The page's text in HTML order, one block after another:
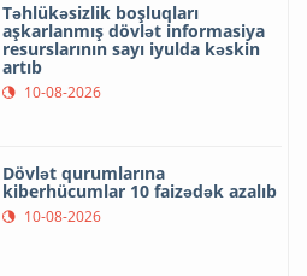
Təhlükəsizlik boşluqları
aşkarlanmış dövlət informasiya
resurslarının sayı iyulda kəskin
artıb
10-08-2026
Dövlət qurumlarına
kiberhücumlar 10 faizədək azalıb
10-08-2026